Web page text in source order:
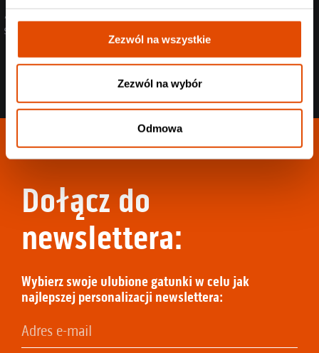
Zezwól na wszystkie
Zezwól na wybór
Odmowa
„Follow the White Rabbit” ukaże się 2 października, promuje go
singiel „Ivory”.
Dołącz do
newslettera:
Wybierz swoje ulubione gatunki w celu jak
najlepszej personalizacji newslettera: